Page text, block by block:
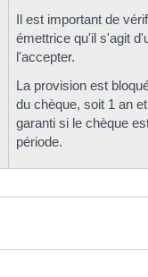
Il est important de
émettrice qu'il s'agit
l'accepter.
La provision est
du chèque, soit 1 an
garanti si le chèque
période.